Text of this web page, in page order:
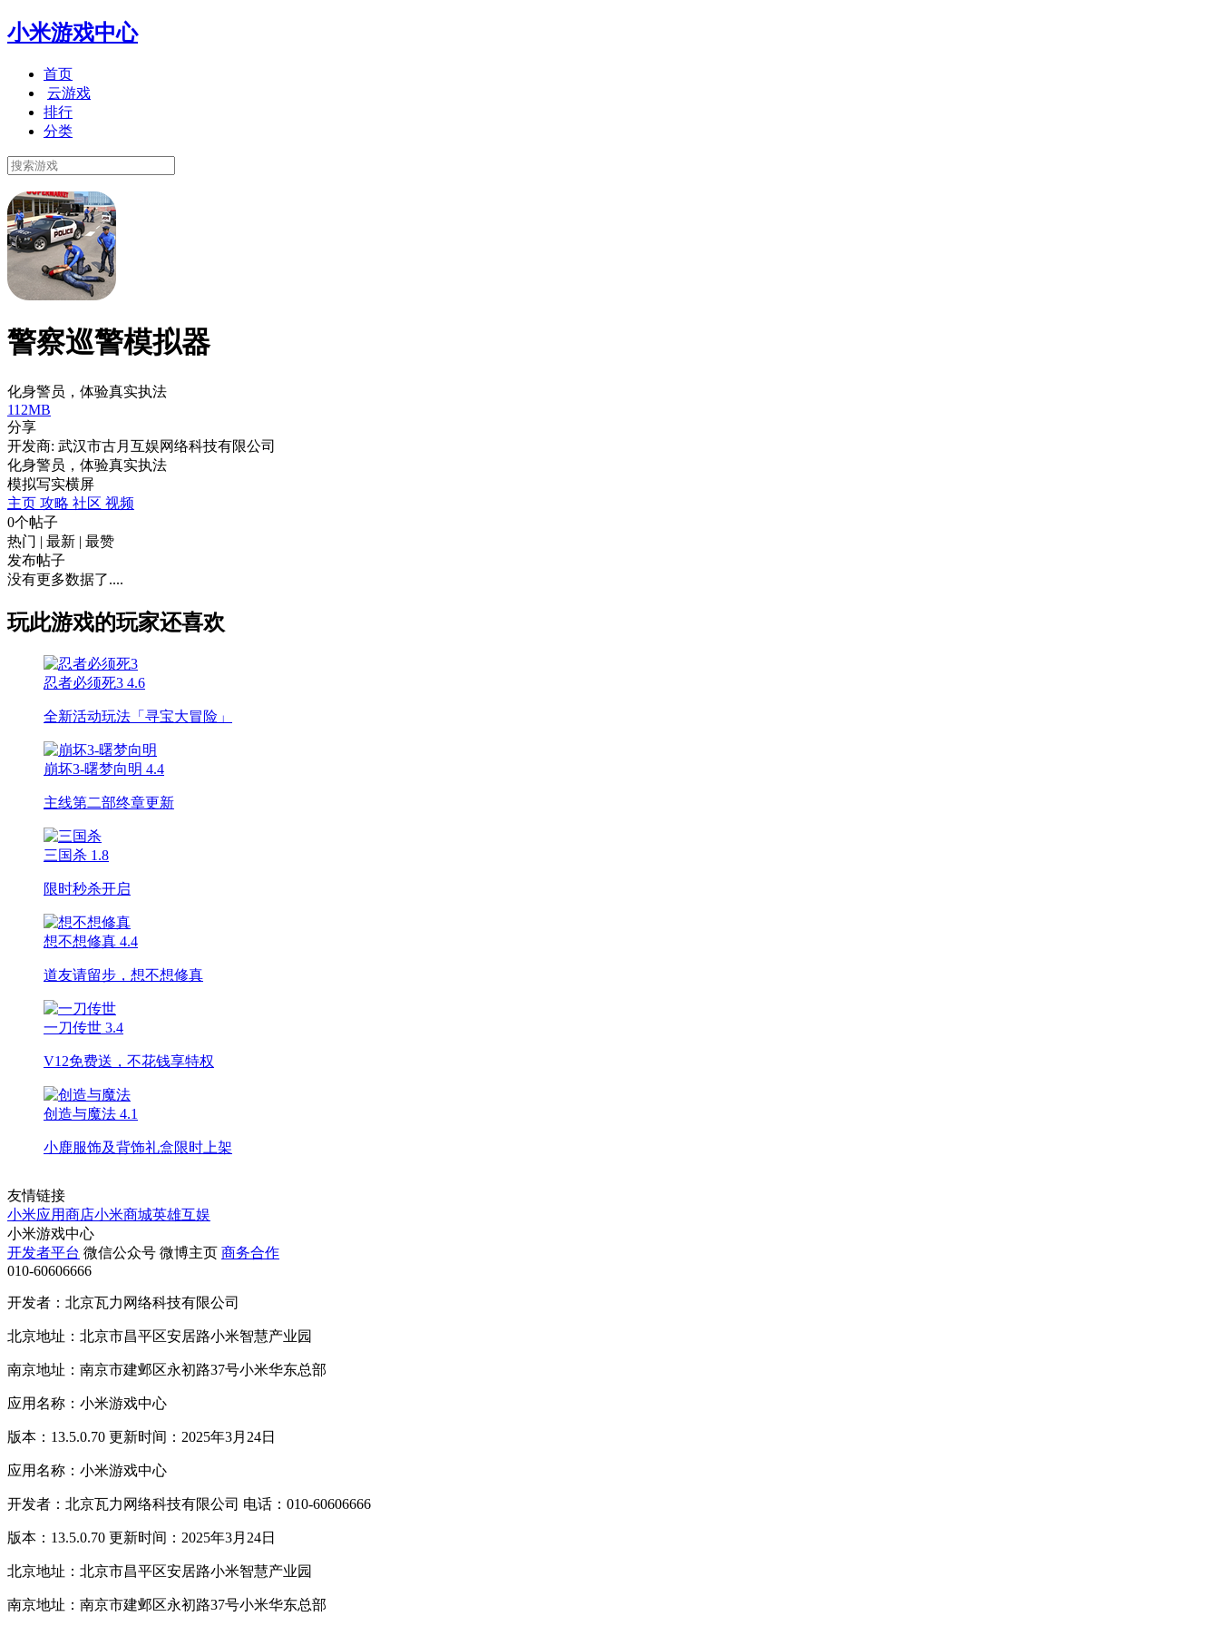
小米游戏中心
首页
云游戏
排行
分类
警察巡警模拟器
化身警员，体验真实执法
112MB
分享
开发商: 武汉市古月互娱网络科技有限公司
化身警员，体验真实执法
模拟写实横屏
主页 攻略 社区 视频
0个帖子
热门 | 最新 | 最赞
发布帖子
没有更多数据了....
玩此游戏的玩家还喜欢
忍者必须死3 4.6
全新活动玩法「寻宝大冒险」
崩坏3-曙梦向明 4.4
主线第二部终章更新
三国杀 1.8
限时秒杀开启
想不想修真 4.4
道友请留步，想不想修真
一刀传世 3.4
V12免费送，不花钱享特权
创造与魔法 4.1
小鹿服饰及背饰礼盒限时上架
友情链接
小米应用商店小米商城英雄互娱
小米游戏中心
开发者平台 微信公众号 微博主页 商务合作
010-60606666
开发者：北京瓦力网络科技有限公司
北京地址：北京市昌平区安居路小米智慧产业园
南京地址：南京市建邺区永初路37号小米华东总部
应用名称：小米游戏中心
版本：13.5.0.70 更新时间：2025年3月24日
应用名称：小米游戏中心
开发者：北京瓦力网络科技有限公司 电话：010-60606666
版本：13.5.0.70 更新时间：2025年3月24日
北京地址：北京市昌平区安居路小米智慧产业园
南京地址：南京市建邺区永初路37号小米华东总部